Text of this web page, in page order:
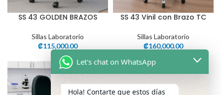
SS 43 GOLDEN BRAZOS
Sillas Laboratorio
₡115,000.00
SS 43 Vinil con Brazo TC
Sillas Laboratorio
₡160,000.00
Let's chat on WhatsApp
Hola! Contarte que estos días